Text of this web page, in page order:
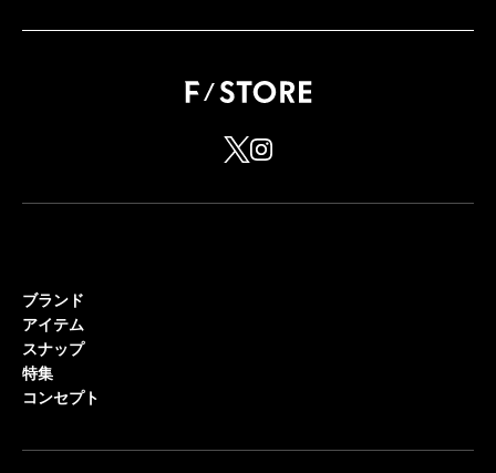
ブランド
アイテム
スナップ
特集
コンセプト